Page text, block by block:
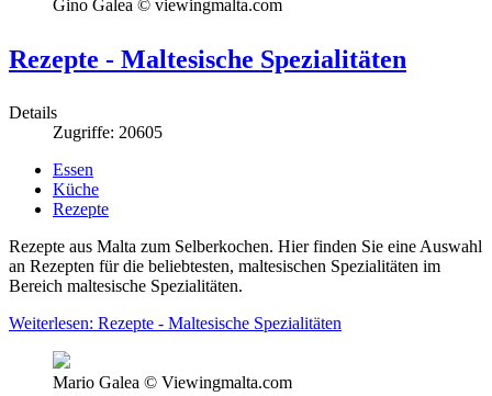
Gino Galea © viewingmalta.com
Rezepte - Maltesische Spezialitäten
Details
Zugriffe: 20605
Essen
Küche
Rezepte
Rezepte aus Malta zum Selberkochen. Hier finden Sie eine Auswahl
an Rezepten für die beliebtesten, maltesischen Spezialitäten im
Bereich maltesische Spezialitäten.
Weiterlesen: Rezepte - Maltesische Spezialitäten
Mario Galea © Viewingmalta.com